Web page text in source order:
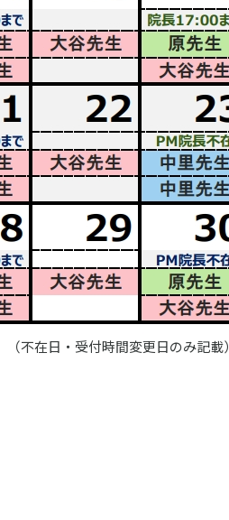
（不在日・受付時間変更日のみ記載）